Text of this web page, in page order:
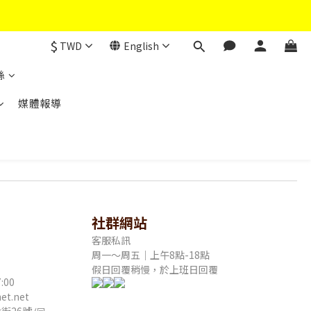
$ TWD English
媒體報導
社群網站
客服私訊
周一～周五｜上午8點-18點
假日回覆稍慢，於上班日回覆